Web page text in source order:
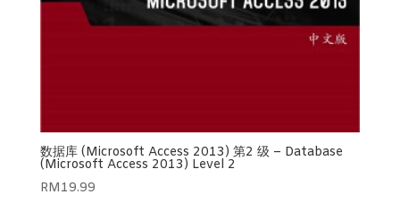
数据库 (Microsoft Access 2013) 第2 级 – Database
(Microsoft Access 2013) Level 2
RM19.99